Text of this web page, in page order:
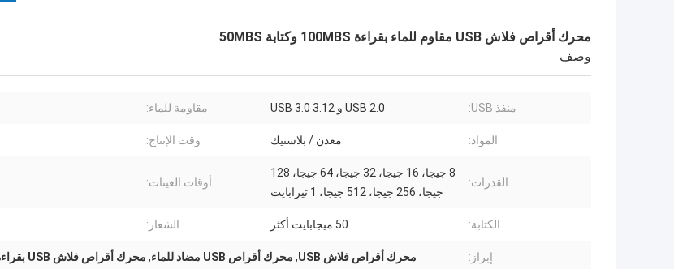
محرك أقراص فلاش USB مقاوم للماء بقراءة 100MBS وكتابة 50MBS
وصف
منفذ USB: USB 2.0 و USB 3.0 3.12 مقاومة للماء:
المواد: معدن / بلاستيك وقت الإنتاج:
القدرات:
8 جيجا، 16 جيجا، 32 جيجا، 64 جيجا، 128
جيجا، 256 جيجا، 512 جيجا، 1 تيرابايت
أوقات العينات:
الكتابة: 50 ميجابايت أكثر الشعار:
إبراز: محرك أقراص فلاش USB , محرك أقراص USB مضاد للماء , محرك أقراص فلاش USB بقراءة 100MBS